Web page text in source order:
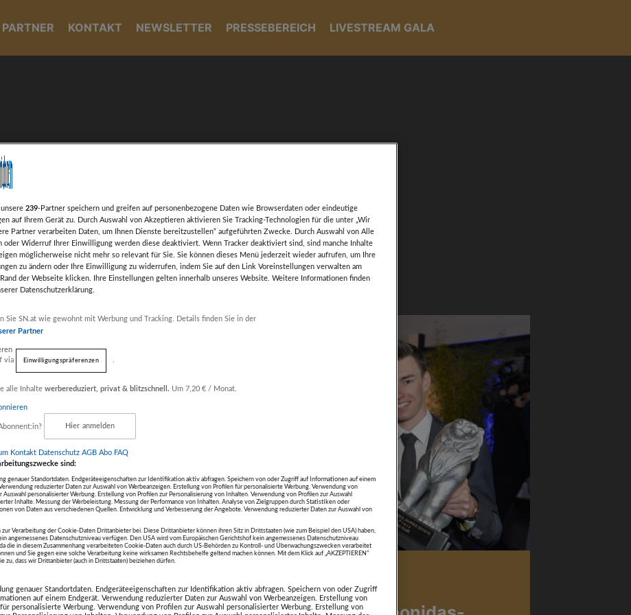
PARTNER KONTAKT NEWSLETTER PRESSEBEREICH LIVESTREAM GALA
5. November 2024
239-Partner speichern und greifen auf personenbezogene Daten wie Browserdaten oder eindeutige
auf Ihrem Gerät zu. Durch Auswahl von Akzeptieren aktivieren Sie Tracking-Technologien für die unter „Wir
Partner verarbeiten Daten, um Ihnen Dienste bereitzustellen“ aufgeführten Zwecke. Durch Auswahl von Alle
oder Widerruf Ihrer Einwilligung werden diese deaktiviert. Wenn Tracker deaktiviert sind, sind manche Inhalte
möglicherweise nicht mehr so relevant für Sie. Sie können dieses Menü jederzeit wieder aufrufen, um Ihre
zu ändern oder Ihre Einwilligung zu widerrufen, indem Sie auf den Link Voreinstellungen verwalten am
der Webseite klicken. Ihre Einstellungen gelten innerhalb unseres Website. Weitere Informationen finden
Datenschutzerklärung.
Sie SN.at wie gewohnt mit Werbung und Tracking. Details finden Sie in der
Partner
via
Einwilligungspräferenzen
alle Inhalte werbereduziert, privat & blitzschnell. Um 7,20 € / Monat.
Hier anmelden
Kontakt Datenschutz AGB Abo FAQ
sind:
genauer Standortdaten. Endgeräteeigenschaften zur Identifikation aktiv abfragen. Speichern von oder Zugriff auf Informationen auf einem
reduzierter Daten zur Auswahl von Werbeanzeigen. Erstellung von Profilen für personalisierte Werbung. Verwendung von
Auswahl personalisierter Werbung. Erstellung von Profilen zur Personalisierung von Inhalten. Verwendung von Profilen zur Auswahl
Inhalte. Messung der Werbeleistung. Messung der Performance von Inhalten. Analyse von Zielgruppen durch Statistiken oder
von Daten aus verschiedenen Quellen. Entwicklung und Verbesserung der Angebote. Verwendung reduzierter Daten zur Auswahl von
zur Verarbeitung der Cookie-Daten Drittanbieter bei. Diese Drittanbieter können ihren Sitz in Drittstaaten (wie zum Beispiel den USA) haben,
angemessenes Datenschutzniveau verfügen. Den USA wird vom Europäischen Gerichtshof kein angemessenes Datenschutzniveau
die in diesem Zusammenhang verarbeiteten Cookie-Daten auch durch US-Behörden zu Kontroll- und Überwachungszwecken verarbeitet
und Sie gegen eine solche Verarbeitung keine wirksamen Rechtsbehelfe geltend machen können. Mit dem Klick auf „AKZEPTIEREN“
zu, dass wir Drittanbieter (auch in Drittstaaten) beiziehen dürfen.
genauer Standortdaten. Endgeräteeigenschaften zur Identifikation aktiv abfragen. Speichern von oder Zugriff
auf einem Endgerät. Verwendung reduzierter Daten zur Auswahl von Werbeanzeigen. Erstellung von
personalisierte Werbung. Verwendung von Profilen zur Auswahl personalisierter Werbung. Erstellung von